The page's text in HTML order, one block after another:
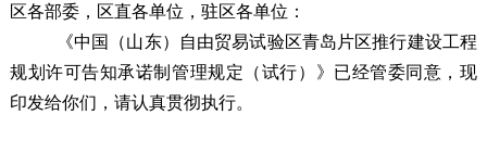
区各部委，区直各单位，驻区各单位：
《中国（山东）自由贸易试验区青岛片区推行建设工程
规划许可告知承诺制管理规定（试行）》已经管委同意，现
印发给你们，请认真贯彻执行。